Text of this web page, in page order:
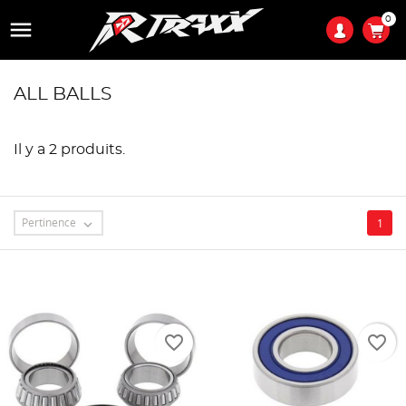
 0
ALL BALLS
Il y a 2 produits.
Pertinence  1
favorite_border favorite_border